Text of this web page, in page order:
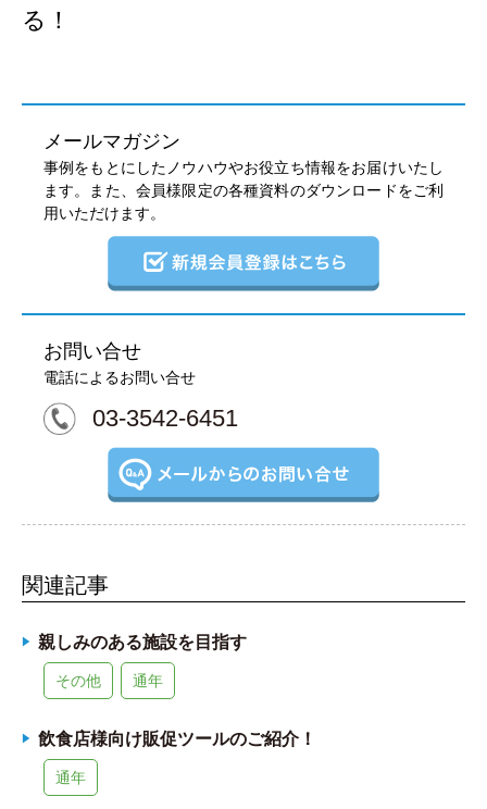
る！
メールマガジン
事例をもとにしたノウハウやお役立ち情報をお届けいたし
ます。また、会員様限定の各種資料のダウンロードをご利
用いただけます。
お問い合せ
電話によるお問い合せ
03-3542-6451
関連記事
親しみのある施設を目指す
その他 通年
飲食店様向け販促ツールのご紹介！
通年